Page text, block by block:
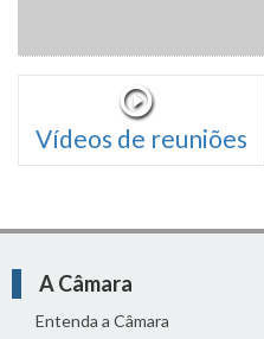
Vídeos de reuniões
A Câmara
Entenda a Câmara